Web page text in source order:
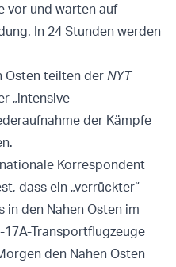
vor und warten auf
In 24 Stunden werden
Osten teilten der NYT
„intensive
der Kämpfe
Korrespondent
dass ein „verrückter“
den Nahen Osten im
17A-Transportflugzeuge
den Nahen Osten